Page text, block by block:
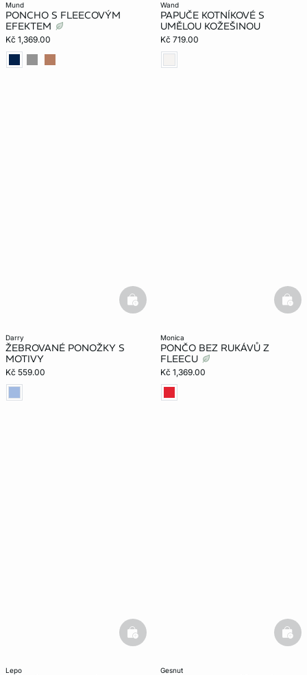
mund
PONCHO S FLEECOVÝM
EFEKTEM
Kč 1,369.00
wand
PAPUČE KOTNÍKOVÉ S
UMĚLOU KOŽEŠINOU
Kč 719.00
darry
ŽEBROVANÉ PONOŽKY S
MOTIVY
Kč 559.00
basketfull
monica
PONČO BEZ RUKÁVŮ Z
FLEECU
Kč 1,369.00
lepo
basketfull
gesnut